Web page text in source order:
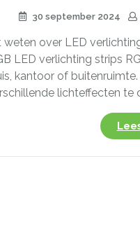
30 september 2024
over LED
LED verlichting strips
kantoor of
lichteffecten te